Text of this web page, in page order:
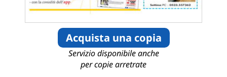
Acquista una copia
Servizio disponibile anche
per copie arretrate